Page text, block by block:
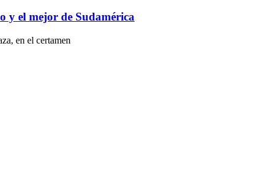
y el mejor de Sudamérica
en el certamen